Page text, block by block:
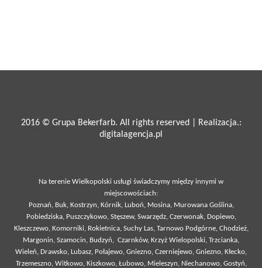
2016 © Grupa Bekerfarb. All rights reserved | Realizacja.:
digitalagencja.pl
Na terenie Wielkopolski usługi świadczymy między innymi w
miejscowościach:
Poznań, Buk, Kostrzyn, Kórnik, Luboń, Mosina, Murowana Goślina,
Pobiedziska, Puszczykowo, Stęszew, Swarzędz, Czerwonak, Dopiewo,
Kleszczewo, Komorniki, Rokietnica, Suchy Las, Tarnowo Podgórne, Chodzież,
Margonin, Szamocin, Budzyń, Czarnków, Krzyż Wielopolski, Trzcianka,
Wieleń, Drawsko, Lubasz, Połajewo, Gniezno, Czerniejewo, Gniezno, Kłecko,
Trzemeszno, Witkowo, Kiszkowo, Łubowo, Mieleszyn, Niechanowo, Gostyń,